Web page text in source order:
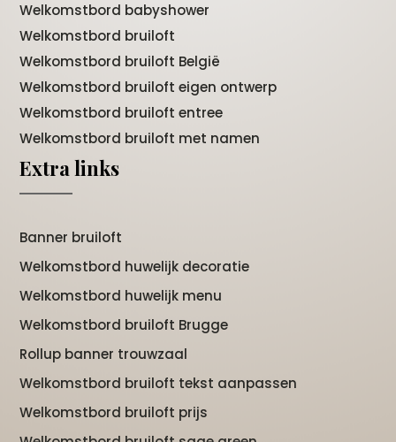
Welkomstbord babyshower
Welkomstbord bruiloft
Welkomstbord bruiloft België
Welkomstbord bruiloft eigen ontwerp
Welkomstbord bruiloft entree
Welkomstbord bruiloft met namen
Extra links
Banner bruiloft
Welkomstbord huwelijk decoratie
Welkomstbord huwelijk menu
Welkomstbord bruiloft Brugge
Rollup banner trouwzaal
Welkomstbord bruiloft tekst aanpassen
Welkomstbord bruiloft prijs